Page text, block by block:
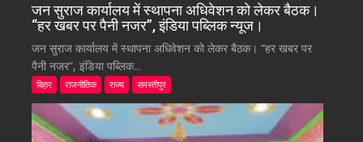
जन सुराज कार्यालय में स्थापना अधिवेशन को लेकर बैठक।
“हर खबर पर पैनी नजर”, इंडिया पब्लिक न्यूज।
जन सुराज कार्यालय में स्थापना अधिवेशन को लेकर बैठक। “हर खबर पर
पैनी नजर”, इंडिया पब्लिक...
बिहार राजनीतिक राज्य समस्तीपुर